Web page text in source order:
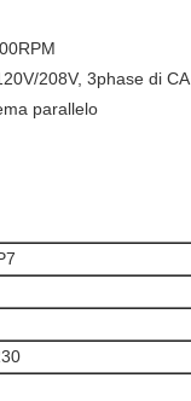
208V, 3phase di CA
parallelo